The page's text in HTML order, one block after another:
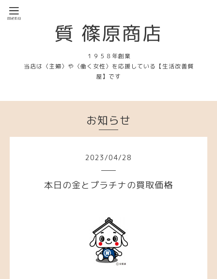
質 篠原商店
１９５８年創業
当店は〈主婦〉や〈働く女性〉を応援している【生活改善質
屋】です
お知らせ
2023/04/28
本日の金とプラチナの買取価格